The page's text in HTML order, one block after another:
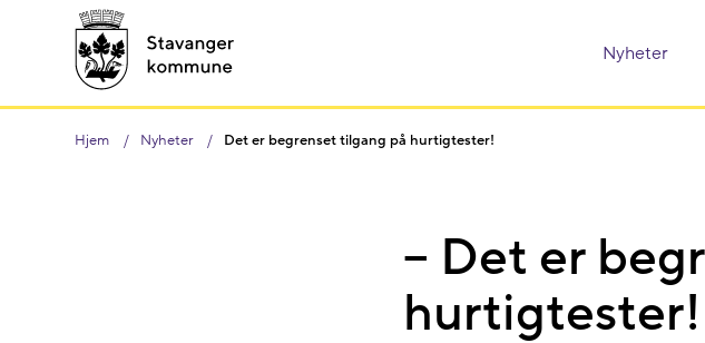
Nyheter
Hjem Nyheter Det er begrenset tilgang på hurtigtester!
– Det er
hurtigtester!